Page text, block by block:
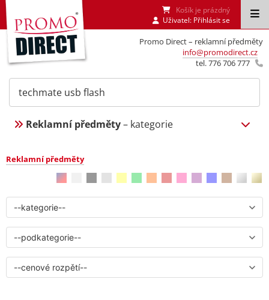
Promo Direct – reklamní předměty
info@promodirect.cz
tel. 776 706 777
Košík je prázdný
Uživatel: Přihlásit se
Reklamní předměty– kategorie
Reklamní předměty